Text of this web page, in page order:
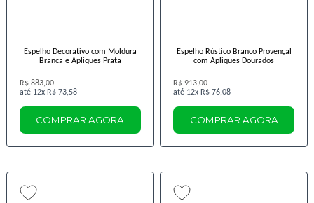
Espelho Decorativo com Moldura
Branca e Apliques Prata
R$ 883,00
12x R$ 73,58
COMPRAR AGORA
Espelho Rústico Branco Provençal
com Apliques Dourados
R$ 913,00
12x R$ 76,08
COMPRAR AGORA